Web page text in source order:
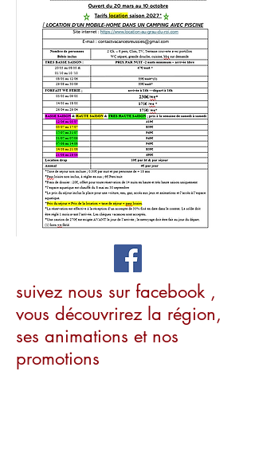
suivez nous sur facebook ,
vous découvrirez la région,
ses animations et nos
promotions